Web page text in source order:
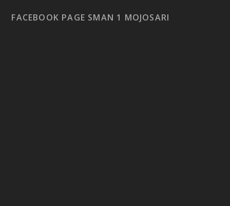
FACEBOOK PAGE SMAN 1 MOJOSARI